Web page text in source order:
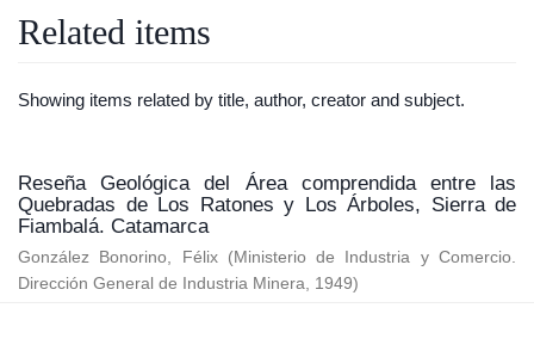
Related items
Showing items related by title, author, creator and subject.
Reseña Geológica del Área comprendida entre las
Quebradas de Los Ratones y Los Árboles, Sierra de
Fiambalá. Catamarca
González Bonorino, Félix (Ministerio de Industria y Comercio.
Dirección General de Industria Minera, 1949)